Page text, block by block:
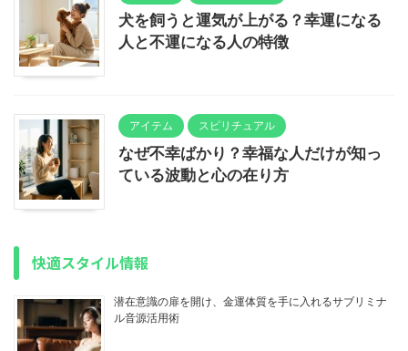
犬を飼うと運気が上がる？幸運になる
人と不運になる人の特徴
アイテム スピリチュアル
なぜ不幸ばかり？幸福な人だけが知っ
ている波動と心の在り方
快適スタイル情報
潜在意識の扉を開け、金運体質を手に入れるサブリミナ
ル音源活用術